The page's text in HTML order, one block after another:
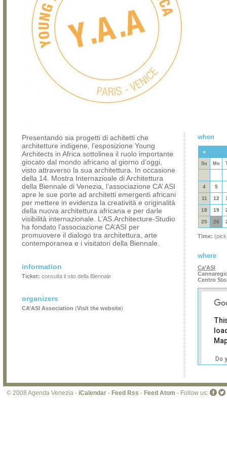
Presentando sia progetti di achitetti che
architetture indigene, l’esposizione Young
Architects in Africa sottolinea il ruolo importante
giocato dal mondo africano al giorno d’oggi,
visto attraverso la sua architettura. In occasione
della 14. Mostra Internazioale di Architettura
della Biennale di Venezia, l’associazione CA’ ASI
apre le sue porte ad architetti emergenti africani
per mettere in evidenza la creatività e originalità
della nuova architettura africana e per darle
visibilità internazionale. L’AS.Architecture-Studio
ha fondato l’associazione CA’ASI per
promuovere il dialogo tra architettura, arte
contemporanea e i visitatori della Biennale.
information
Ticket: consulta il sito della Biennale
organizers
CA’ASI Association (Visit the website)
when
«
Su Mo
4 5
11 12
18 19
25 26
Time:
where
Ca’ASI
Centro
Do
© 2008 Agenda Venezia - iCalendar - Feed Rss - Feed Atom - Follow us: